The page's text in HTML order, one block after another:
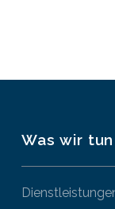
Was wir tun